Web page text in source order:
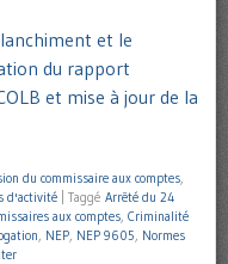
et le
du rapport
et mise à jour de la
du commissaire aux comptes,
d'activité Taggé Arrêté du 24
aux comptes, Criminalité
, NEP, NEP 9605, Normes